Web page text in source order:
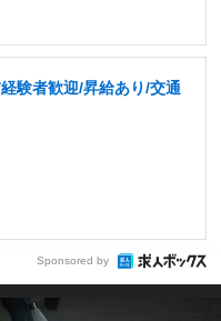
験者歓迎/昇給あり/交通
Sponsored by